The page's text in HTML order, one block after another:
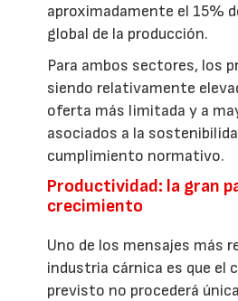
aproximadamente el 15%
global de la producción.
Para ambos sectores, los
siendo relativamente
oferta más limitada y a
asociados a la
cumplimiento normativo.
Productividad: la gran
crecimiento
Uno de los mensajes más
industria cárnica es que el
previsto no procederá